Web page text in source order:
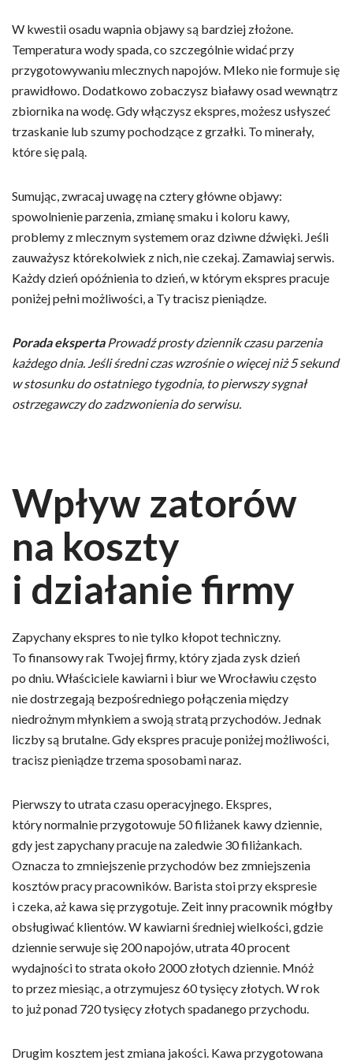
W kwestii osadu wapnia objawy są bardziej złożone.
Temperatura wody spada, co szczególnie widać przy
przygotowywaniu mlecznych napojów. Mleko nie formuje się
prawidłowo. Dodatkowo zobaczysz białawy osad wewnątrz
zbiornika na wodę. Gdy włączysz ekspres, możesz usłyszeć
trzaskanie lub szumy pochodzące z grzałki. To minerały,
które się palą.
Sumując, zwracaj uwagę na cztery główne objawy:
spowolnienie parzenia, zmianę smaku i koloru kawy,
problemy z mlecznym systemem oraz dziwne dźwięki. Jeśli
zauważysz którekolwiek z nich, nie czekaj. Zamawiaj serwis.
Każdy dzień opóźnienia to dzień, w którym ekspres pracuje
poniżej pełni możliwości, a Ty tracisz pieniądze.
Porada eksperta Prowadź prosty dziennik czasu parzenia
każdego dnia. Jeśli średni czas wzrośnie o więcej niż 5 sekund
w stosunku do ostatniego tygodnia, to pierwszy sygnał
ostrzegawczy do zadzwonienia do serwisu.
Wpływ zatorów
na koszty
i działanie firmy
Zapychany ekspres to nie tylko kłopot techniczny.
To finansowy rak Twojej firmy, który zjada zysk dzień
po dniu. Właściciele kawiarni i biur we Wrocławiu często
nie dostrzegają bezpośredniego połączenia między
niedrożnym młynkiem a swoją stratą przychodów. Jednak
liczby są brutalne. Gdy ekspres pracuje poniżej możliwości,
tracisz pieniądze trzema sposobami naraz.
Pierwszy to utrata czasu operacyjnego. Ekspres,
który normalnie przygotowuje 50 filiżanek kawy dziennie,
gdy jest zapychany pracuje na zaledwie 30 filiżankach.
Oznacza to zmniejszenie przychodów bez zmniejszenia
kosztów pracy pracowników. Barista stoi przy ekspresie
i czeka, aż kawa się przygotuje. Zeit inny pracownik mógłby
obsługiwać klientów. W kawiarni średniej wielkości, gdzie
dziennie serwuje się 200 napojów, utrata 40 procent
wydajności to strata około 2000 złotych dziennie. Mnóż
to przez miesiąc, a otrzymujesz 60 tysięcy złotych. W rok
to już ponad 720 tysięcy złotych spadanego przychodu.
Drugim kosztem jest zmiana jakości. Kawa przygotowana